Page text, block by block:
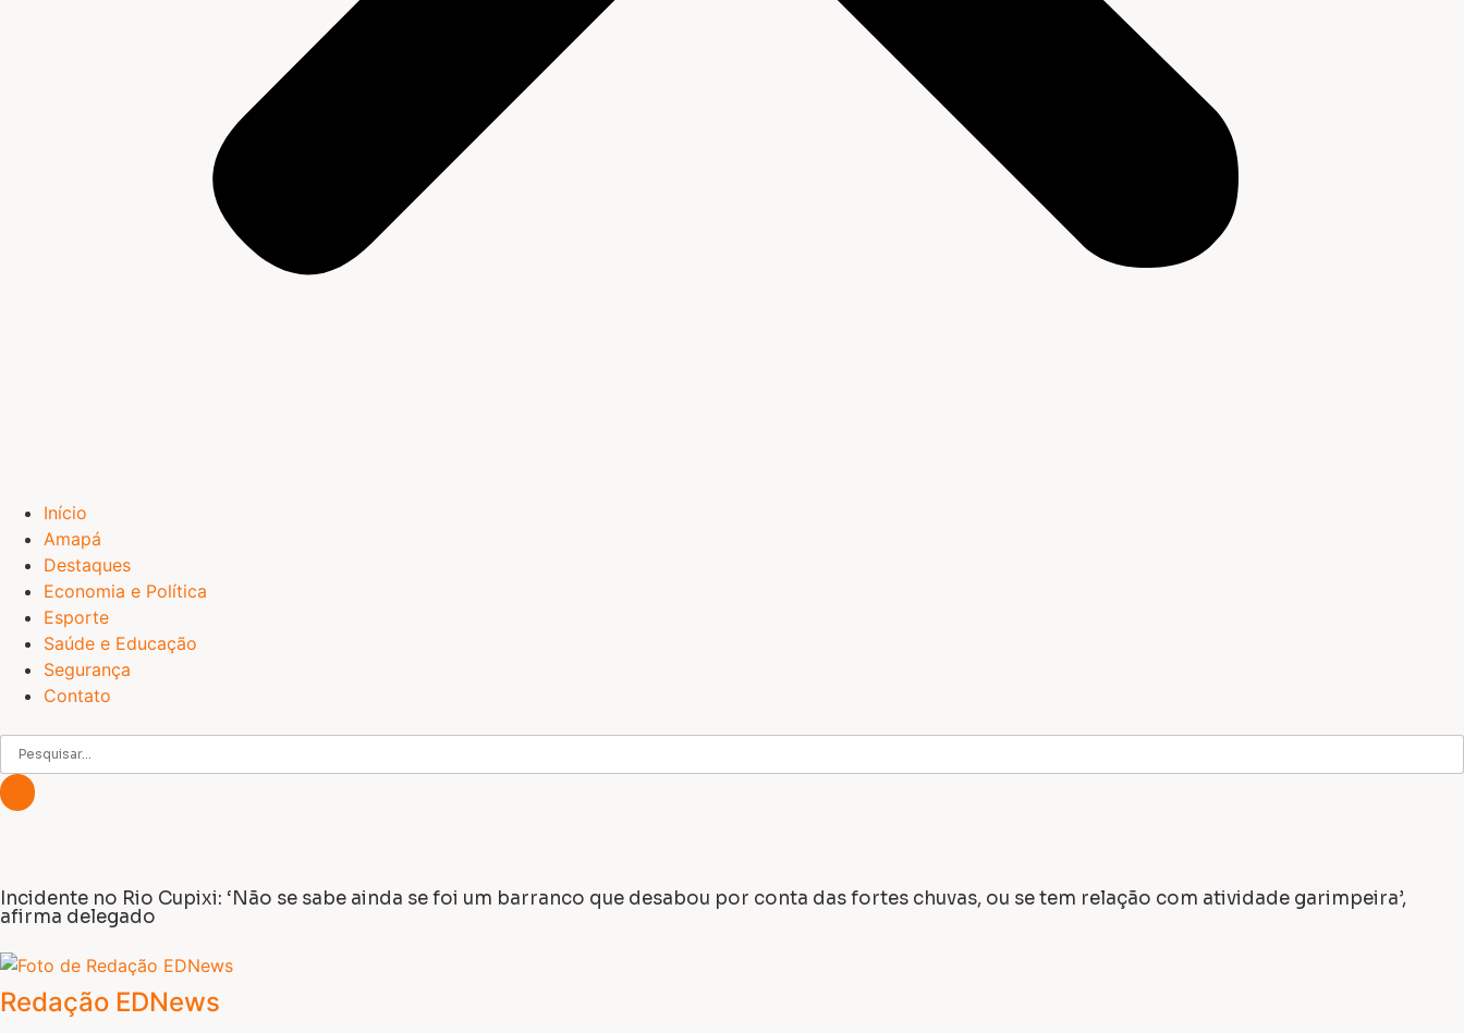
Início
Amapá
Destaques
Economia e Política
Esporte
Saúde e Educação
Segurança
Contato
Incidente no Rio Cupixi: ‘Não se sabe ainda se foi um barranco que desabou por conta das fortes chuvas, ou se tem relação com atividade garimpeira’,
afirma delegado
Redação EDNews